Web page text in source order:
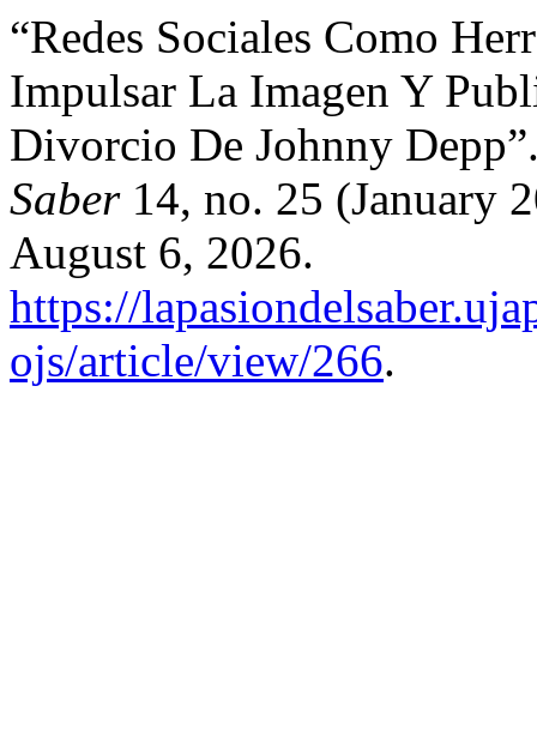
“Redes Sociales Como
Impulsar La Imagen Y
Divorcio De Johnny
Saber 14, no. 25 (January
August 6, 2026.
https://
ojs/article/view/266.